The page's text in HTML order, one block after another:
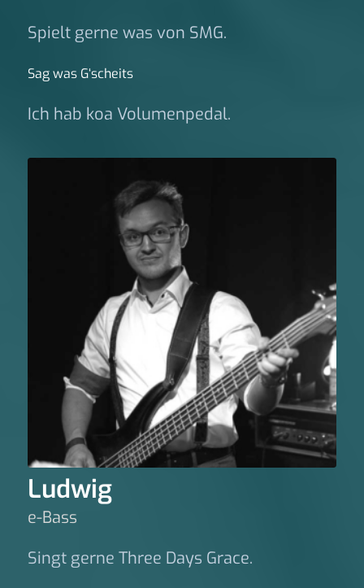
Spielt gerne was von SMG.
Sag was G‘scheits
Ich hab koa Volumenpedal.
Ludwig
e-Bass
Singt gerne Three Days Grace.